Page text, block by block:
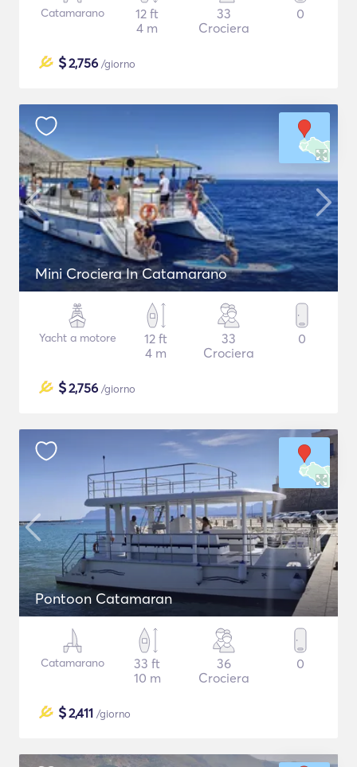
Catamarano
12 ft
4 m
33
Crociera
0
$2,756 /giorno
Mini Crociera In Catamarano
Yacht a motore
12 ft
4 m
33
Crociera
0
$2,756 /giorno
Pontoon Catamaran
Catamarano
33 ft
10 m
36
Crociera
0
$2,411 /giorno